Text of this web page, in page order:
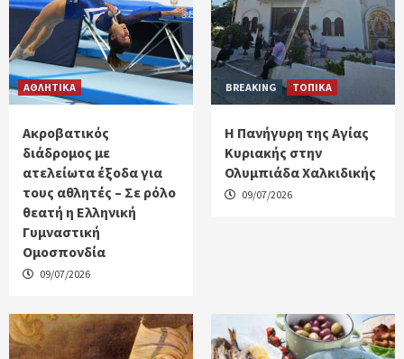
ΑΘΛΗΤΙΚΑ
Ακροβατικός
διάδρομος με
ατελείωτα έξοδα για
τους αθλητές – Σε ρόλο
θεατή η Ελληνική
Γυμναστική
Ομοσπονδία
09/07/2026
BREAKING ΤΟΠΙΚΑ
Η Πανήγυρη της Αγίας
Κυριακής στην
Ολυμπιάδα Χαλκιδικής
09/07/2026